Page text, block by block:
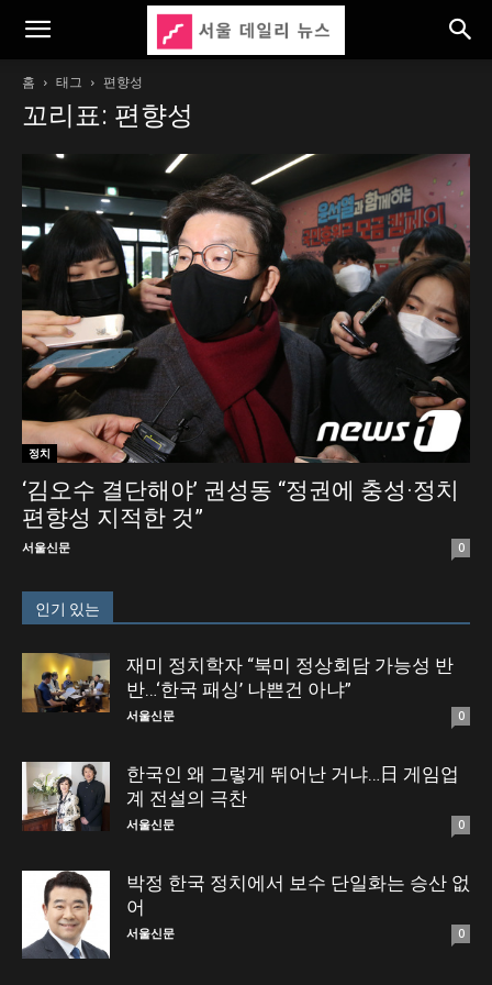
홈 태그 편향성
꼬리표: 편향성
정치
‘김오수 결단해야’ 권성동 “정권에 충성·정치
편향성 지적한 것”
서울신문 0
인기 있는
재미 정치학자 “북미 정상회담 가능성 반
반…‘한국 패싱’ 나쁜건 아냐”
서울신문 0
한국인 왜 그렇게 뛰어난 거냐…日 게임업
계 전설의 극찬
서울신문 0
박정 한국 정치에서 보수 단일화는 승산 없
어
서울신문 0